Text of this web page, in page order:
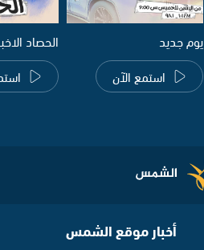
يوم جديد
استمع الآن
الحصاد
أخبار موقع الشمس